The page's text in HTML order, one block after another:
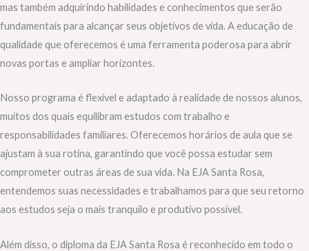
mas também adquirindo habilidades e conhecimentos que serão
fundamentais para alcançar seus objetivos de vida. A educação de
qualidade que oferecemos é uma ferramenta poderosa para abrir
novas portas e ampliar horizontes.
Nosso programa é flexível e adaptado à realidade de nossos alunos,
muitos dos quais equilibram estudos com trabalho e
responsabilidades familiares. Oferecemos horários de aula que se
ajustam à sua rotina, garantindo que você possa estudar sem
comprometer outras áreas de sua vida. Na EJA Santa Rosa,
entendemos suas necessidades e trabalhamos para que seu retorno
aos estudos seja o mais tranquilo e produtivo possível.
Além disso, o diploma da EJA Santa Rosa é reconhecido em todo o